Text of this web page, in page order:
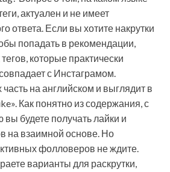
актуален и не имеет
ответа. Если вы хотите накрутки
попадать в рекомендации,
которые практически
с Инстаграмом.
на английском и выглядит в
Как понятно из содержания, с
будете получать лайки и
на взаимной основе. Но
фолловеров не ждите.
варианты для раскрутки,